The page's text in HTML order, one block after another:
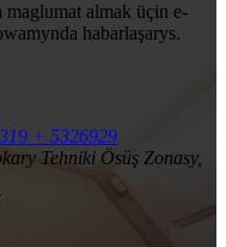
almak üçin e-
habarlaşarys.
+ 5326929
Tehniki Ösüş Zonasy,